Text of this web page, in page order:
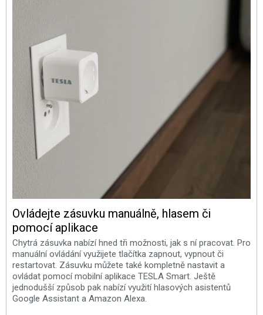
Ovládejte zásuvku manuálně, hlasem či
pomocí aplikace
Chytrá zásuvka nabízí hned tři možnosti, jak s ní pracovat. Pro
manuální ovládání využijete tlačítka zapnout, vypnout či
restartovat. Zásuvku můžete také kompletně nastavit a
ovládat pomocí mobilní aplikace TESLA Smart. Ještě
jednodušší způsob pak nabízí využití hlasových asistentů
Google Assistant a Amazon Alexa.